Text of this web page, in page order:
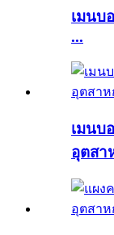
เมนบ
...
เมนบ
อุตสา